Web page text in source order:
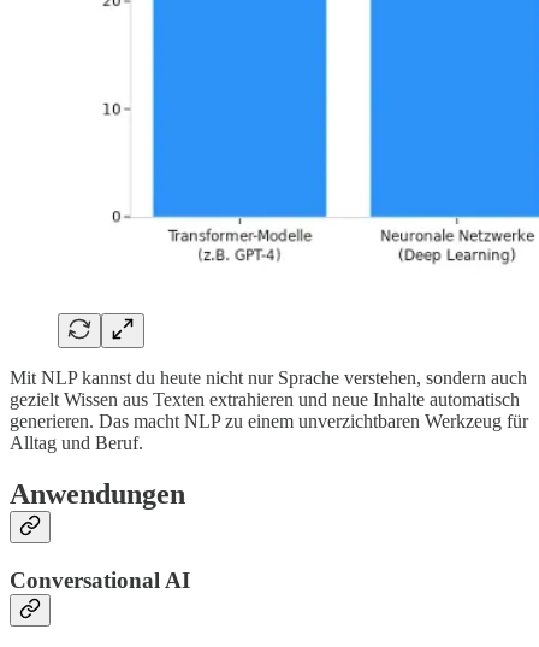
Mit NLP kannst du heute nicht nur Sprache verstehen, sondern auch
gezielt Wissen aus Texten extrahieren und neue Inhalte automatisch
generieren. Das macht NLP zu einem unverzichtbaren Werkzeug für
Alltag und Beruf.
Anwendungen
Conversational AI